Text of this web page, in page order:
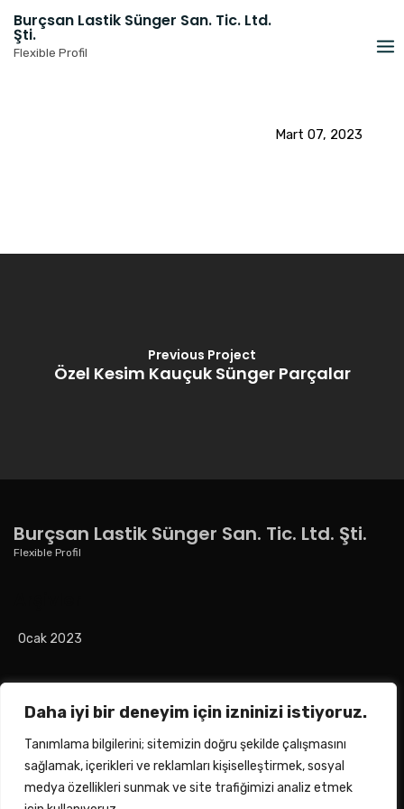
Daha iyi bir deneyim için izninizi istiyoruz.
Tanımlama bilgilerini; sitemizin doğru şekilde çalışmasını
sağlamak, içerikleri ve reklamları kişiselleştirmek, sosyal
medya özellikleri sunmak ve site trafiğimizi analiz etmek
content
Burçsan Lastik Sünger San. Tic. Ltd.
Şti.
Flexible Profil
Mart 07, 2023
Previous Project
Özel Kesim Kauçuk Sünger Parçalar
Burçsan Lastik Sünger San. Tic. Ltd. Şti.
Flexible Profil
Ocak 2023
Kategoriler